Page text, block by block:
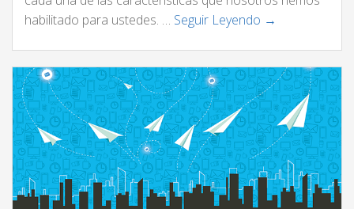
habilitado para ustedes. … Seguir Leyendo →